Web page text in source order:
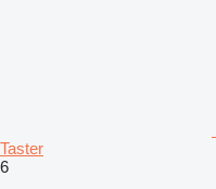
Taster
6